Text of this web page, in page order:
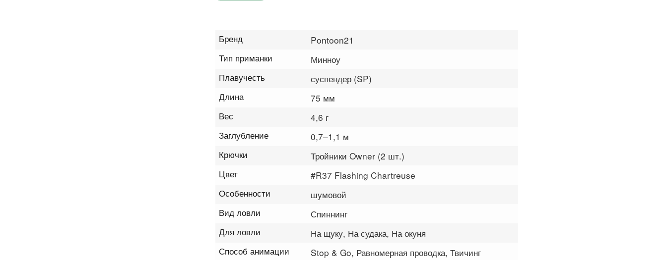
Бренд
Pontoon21
Тип приманки
Минноу
Плавучесть
суспендер (SP)
Длина
75 мм
Вес
4,6 г
Заглубление
0,7–1,1 м
Крючки
Тройники Owner (2 шт.)
Цвет
#R37 Flashing Chartreuse
Особенности
шумовой
Вид ловли
Спиннинг
Для ловли
На щуку, На судака, На окуня
Способ анимации
Stop & Go, Равномерная проводка, Твичинг